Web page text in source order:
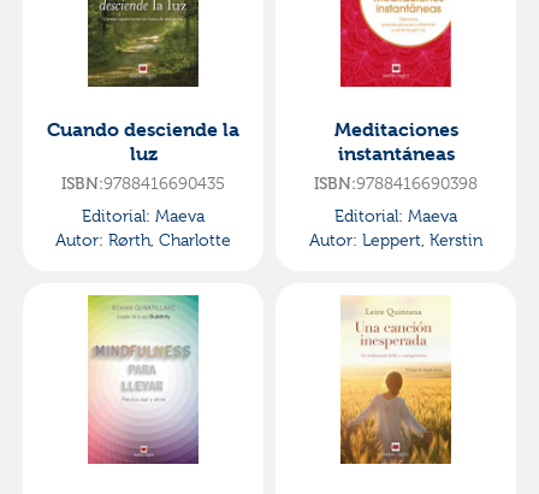
Cuando desciende la
luz
ISBN:9788416690435
Editorial: Maeva
Autor: Rørth, Charlotte
Meditaciones
instantáneas
ISBN:9788416690398
Editorial: Maeva
Autor: Leppert, Kerstin